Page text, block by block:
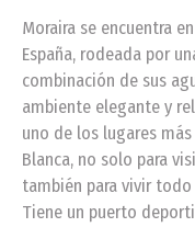
Moraira se encuentra
España, rodeada por
combinación de sus
ambiente elegante y
uno de los lugares
Blanca, no solo para
también para vivir todo
Tiene un puerto